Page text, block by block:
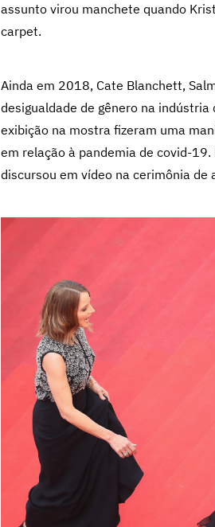
assunto virou manchete quando
carpet.
Ainda em 2018, Cate Blanchett,
desigualdade de gênero na
exibição na mostra fizeram uma
em relação à pandemia de covid-
discursou em vídeo na cerimônia de